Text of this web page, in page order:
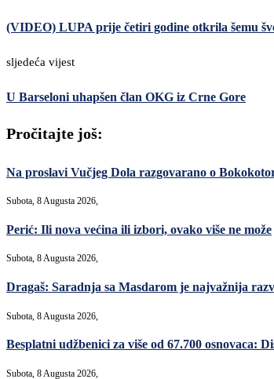
(VIDEO) LUPA prije četiri godine otkrila šemu
sljedeća vijest
U Barseloni uhapšen član OKG iz Crne Gore
Pročitajte još:
Na proslavi Vučjeg Dola razgovarano o
Subota, 8 Augusta 2026,
Perić: Ili nova većina ili izbori, ovako više ne može
Subota, 8 Augusta 2026,
Dragaš: Saradnja sa Masdarom je najvažnija
Subota, 8 Augusta 2026,
Besplatni udžbenici za više od 67.700 osnovaca:
Subota, 8 Augusta 2026,